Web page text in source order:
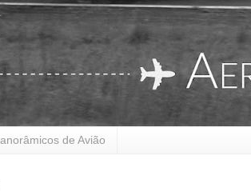
de Avião